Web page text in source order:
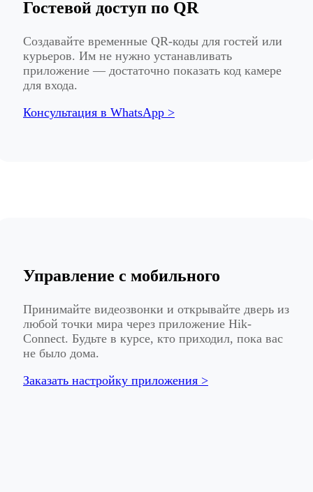
Гостевой доступ по QR
Создавайте временные QR-коды для гостей или
курьеров. Им не нужно устанавливать
приложение — достаточно показать код камере
для входа.
Консультация в WhatsApp >
Управление с мобильного
Принимайте видеозвонки и открывайте дверь из
любой точки мира через приложение Hik-
Connect. Будьте в курсе, кто приходил, пока вас
не было дома.
Заказать настройку приложения >